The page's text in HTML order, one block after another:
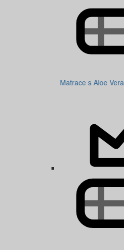
Matrace s Aloe Vera